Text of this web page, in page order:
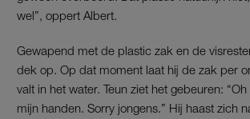
wel”, oppert Albert.
Gewapend met de plastic zak en de
dek op. Op dat moment laat hij de zak per
valt in het water. Teun ziet het gebeuren:
mijn handen. Sorry jongens.” Hij haast zich